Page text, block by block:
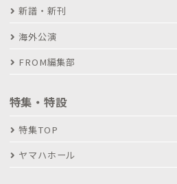
新譜・新刊
海外公演
FROM編集部
特集・特設
特集TOP
ヤマハホール